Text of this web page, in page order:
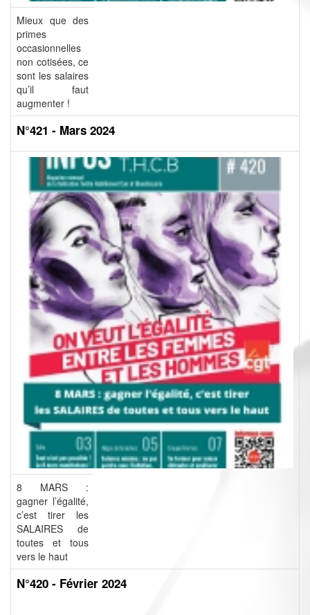
Mieux que des
primes
occasionnelles
non cotisées, ce
sont les salaires
qu’il faut
augmenter !
N°421 - Mars 2024
8 MARS :
gagner l’égalité,
c’est tirer les
SALAIRES de
toutes et tous
vers le haut
N°420 - Février 2024